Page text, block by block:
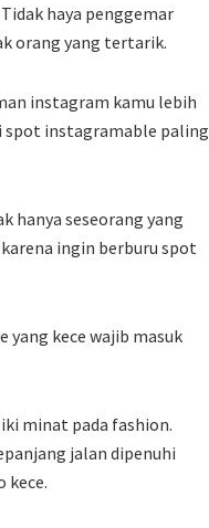
haya penggemar
orang yang tertarik.
instagram kamu lebih
instagramable paling
hanya seseorang yang
ingin berburu spot
kece wajib masuk
minat pada fashion.
jalan dipenuhi
kece.